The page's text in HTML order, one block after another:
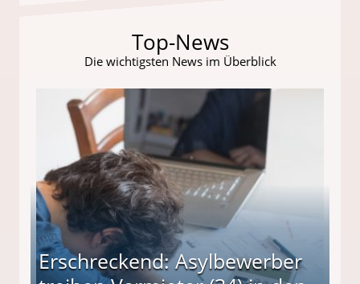
Top-News
Die wichtigsten News im Überblick
Erschreckend: Asylbewerber